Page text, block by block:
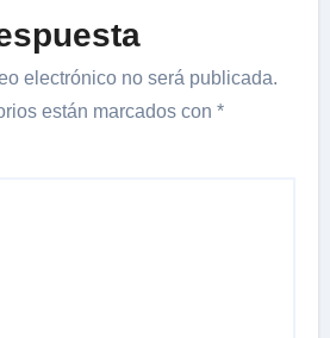
electrónico no será publicada.
están marcados con*